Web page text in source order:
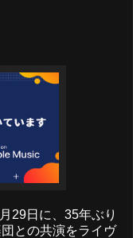
29日に、35年ぶり
との共演をライヴ